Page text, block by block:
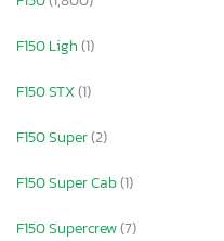
F150 Ligh(1)
F150 STX(1)
F150 Super(2)
F150 Super Cab(1)
F150 Supercrew(7)